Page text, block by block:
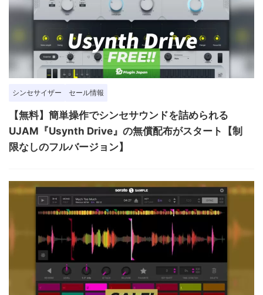
シンセサイザー セール情報
【無料】簡単操作でシンセサウンドを詰められる
UJAM『Usynth Drive』の無償配布がスタート【制
限なしのフルバージョン】